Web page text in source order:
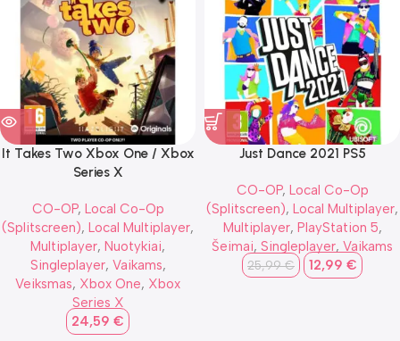
It Takes Two Xbox One / Xbox
Series X
CO-OP, Local Co-Op
(Splitscreen), Local Multiplayer,
Multiplayer, Nuotykiai,
Singleplayer, Vaikams,
Veiksmas, Xbox One, Xbox
Series X
24,59 €
Just Dance 2021 PS5
CO-OP, Local Co-Op
(Splitscreen), Local Multiplayer,
Multiplayer, PlayStation 5,
Šeimai, Singleplayer, Vaikams
25,99€ 12,99 €